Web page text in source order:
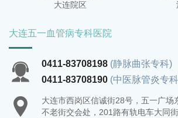
大连院区
大连五一血管病专科医院
0411-83708198 (静脉曲张专科)
0411-83708190 (中医脉管炎专
大连市西岗区信诚街28号，五一广场
不老街交会处，201路有轨电车大同